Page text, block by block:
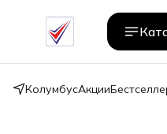
КолумбусАкции